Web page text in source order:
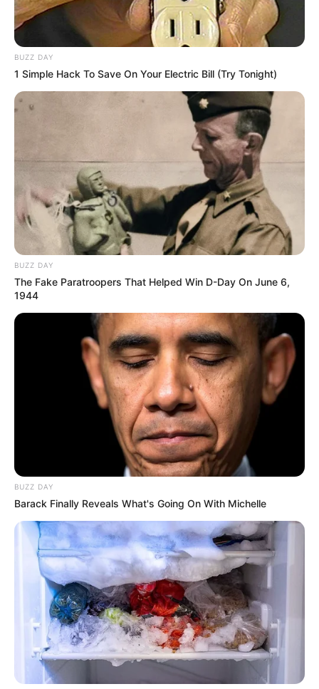
BUZZ DAY
1 Simple Hack To Save On Your Electric Bill (Try Tonight)
BUZZ DAY
The Fake Paratroopers That Helped Win D-Day On June 6,
1944
BUZZ DAY
Barack Finally Reveals What's Going On With Michelle